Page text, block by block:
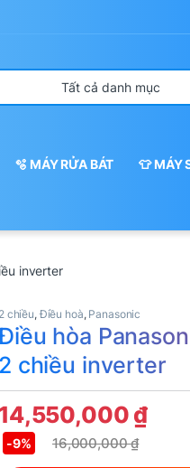
🫧 MÁY RỬA BÁT 👕 MÁY
inverter
2 chiều,Điều hoà, Panasonic
hòa
2 chiều inverter
14,550,000 ₫
16,000,000₫
-9%